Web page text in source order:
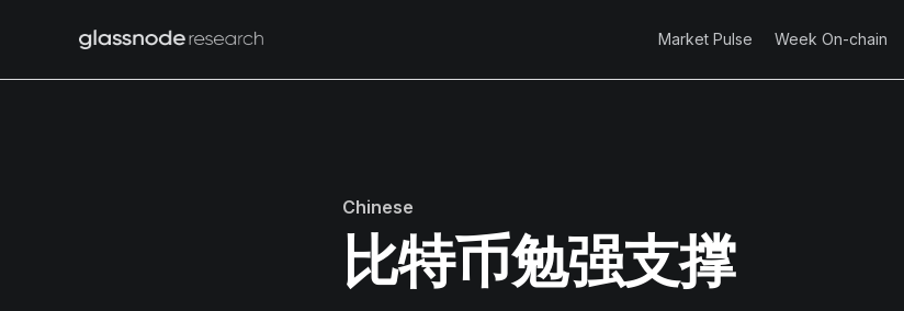
Market Pulse Week On-chain
Chinese
比特币勉强支撑